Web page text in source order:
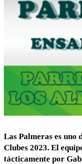
Las Palmeras es uno
Clubes 2023. El
tácticamente por